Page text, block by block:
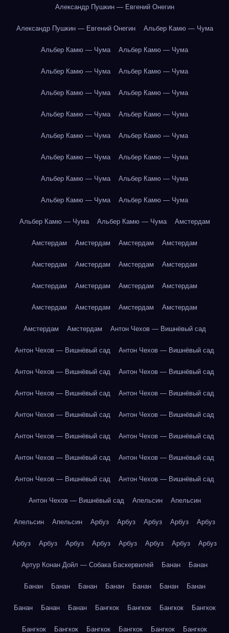
Александр Пушкин — Евгений Онегин
Александр Пушкин — Евгений Онегин Альбер Камю — Чума
Альбер Камю — Чума Альбер Камю — Чума
Альбер Камю — Чума Альбер Камю — Чума
Альбер Камю — Чума Альбер Камю — Чума
Альбер Камю — Чума Альбер Камю — Чума
Альбер Камю — Чума Альбер Камю — Чума
Альбер Камю — Чума Альбер Камю — Чума
Альбер Камю — Чума Альбер Камю — Чума
Альбер Камю — Чума Альбер Камю — Чума
Альбер Камю — Чума Альбер Камю — Чума Амстердам
Амстердам Амстердам Амстердам Амстердам
Амстердам Амстердам Амстердам Амстердам
Амстердам Амстердам Амстердам Амстердам
Амстердам Амстердам Амстердам Амстердам
Амстердам Амстердам Антон Чехов — Вишнёвый сад
Антон Чехов — Вишнёвый сад Антон Чехов — Вишнёвый сад
Антон Чехов — Вишнёвый сад Антон Чехов — Вишнёвый сад
Антон Чехов — Вишнёвый сад Антон Чехов — Вишнёвый сад
Антон Чехов — Вишнёвый сад Антон Чехов — Вишнёвый сад
Антон Чехов — Вишнёвый сад Антон Чехов — Вишнёвый сад
Антон Чехов — Вишнёвый сад Антон Чехов — Вишнёвый сад
Антон Чехов — Вишнёвый сад Антон Чехов — Вишнёвый сад
Антон Чехов — Вишнёвый сад Апельсин Апельсин
Апельсин Апельсин Арбуз Арбуз Арбуз Арбуз Арбуз
Арбуз Арбуз Арбуз Арбуз Арбуз Арбуз Арбуз Арбуз
Артур Конан Дойл — Собака Баскервилей Банан Банан
Банан Банан Банан Банан Банан Банан Банан
Банан Банан Банан Бангкок Бангкок Бангкок Бангкок
Бангкок Бангкок Бангкок Бангкок Бангкок Бангкок